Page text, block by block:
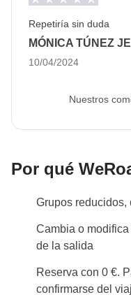
Repetiría sin duda
MÓNICA TÚNEZ
10/04/2024
Nuestros
Por qué
Grupos reducidos,
Cambia o
de la salida
Reserva con 0 €.
confirmarse del